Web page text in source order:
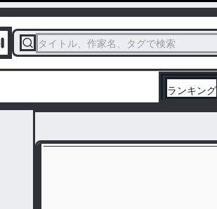
タイトル、作家名、タグで検索
ランキング